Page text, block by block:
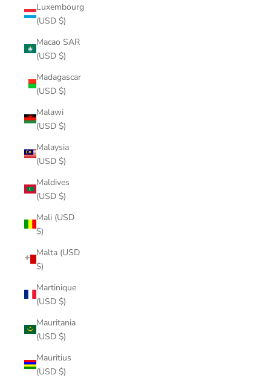
Luxembourg
(USD $)
Macao SAR
(USD $)
Madagascar
(USD $)
Malawi
(USD $)
Malaysia
(USD $)
Maldives
(USD $)
Mali (USD
$)
Malta (USD
$)
Martinique
(USD $)
Mauritania
(USD $)
Mauritius
(USD $)